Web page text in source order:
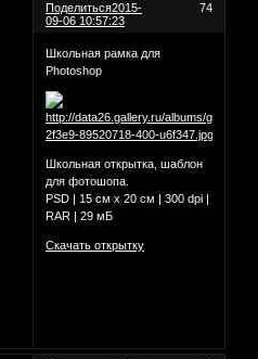
Поделиться 74
2015-
09-06 10:57:23
Школьная рамка для
Photoshop
Школьная открытка, шаблон
для фотошопа.
PSD | 15 см х 20 см | 300 dpi |
RAR | 29 мБ
Скачать открытку